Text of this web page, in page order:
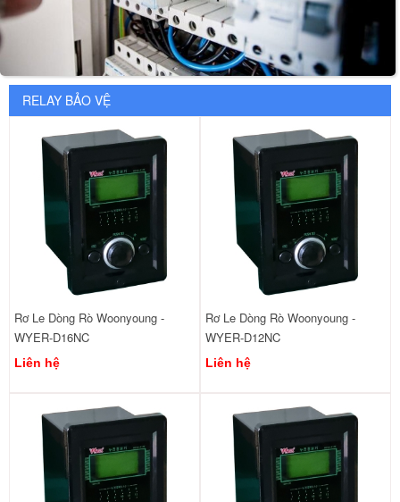
RELAY BẢO VỆ
Rơ Le Dòng Rò Woonyoung -
WYER-D16NC
Liên hệ
Rơ Le Dòng Rò Woonyoung -
WYER-D12NC
Liên hệ